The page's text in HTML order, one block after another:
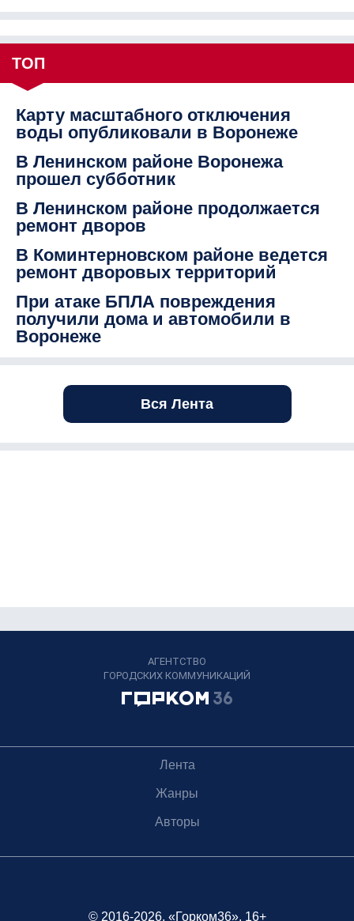
ТОП
Карту масштабного отключения
воды опубликовали в Воронеже
В Ленинском районе Воронежа
прошел субботник
В Ленинском районе продолжается
ремонт дворов
В Коминтерновском районе ведется
ремонт дворовых территорий
При атаке БПЛА повреждения
получили дома и автомобили в
Воронеже
Вся Лента
АГЕНТСТВО
ГОРОДСКИХ КОММУНИКАЦИЙ
Лента
Жанры
Авторы
© 2016-2026, «Горком36», 16+